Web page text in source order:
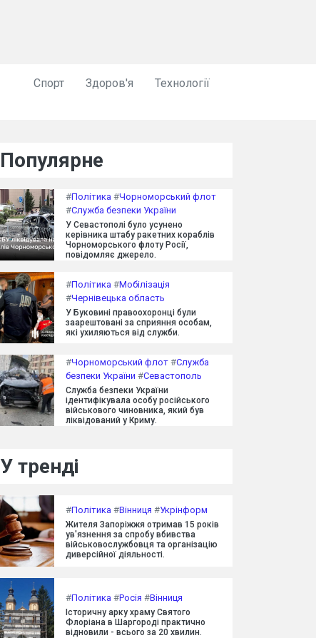
Спорт Здоров'я Технології
Популярне
#Політика #Чорноморський флот
#Служба безпеки України
У Севастополі було усунено
керівника штабу ракетних кораблів
Чорноморського флоту Росії,
повідомляє джерело.
#Політика #Мобілізація
#Чернівецька область
У Буковині правоохоронці були
заарештовані за сприяння особам,
які ухиляються від служби.
#Чорноморський флот #Служба
безпеки України #Севастополь
Служба безпеки України
ідентифікувала особу російського
військового чиновника, який був
ліквідований у Криму.
У тренді
#Політика #Вінниця #Укрінформ
Жителя Запоріжжя отримав 15 років
ув'язнення за спробу вбивства
військовослужбовця та організацію
диверсійної діяльності.
#Політика #Росія #Вінниця
Історичну арку храму Святого
Флоріана в Шаргороді практично
відновили - всього за 20 хвилин.